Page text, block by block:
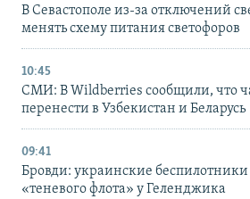
В Севастополе из-за отключений
менять схему питания светофоров
10:45
СМИ: В Wildberries сообщили, что
перенести в Узбекистан и Беларусь
09:41
Бровди: украинские
«теневого флота» у Геленджика